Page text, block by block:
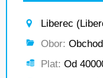
Liberec
Obor:
Plat: Od